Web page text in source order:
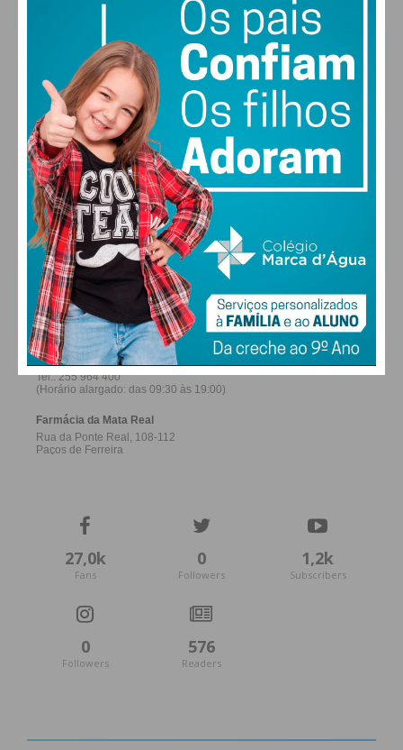
DOM SEG
30°
TER
31
QUA
FARMACIAS DE SERVIÇO EM PAÇOS DE
FERREIRA
27,0k
Fans
0
Followers
1,2k
Subscribers
0
Followers
576
Readers